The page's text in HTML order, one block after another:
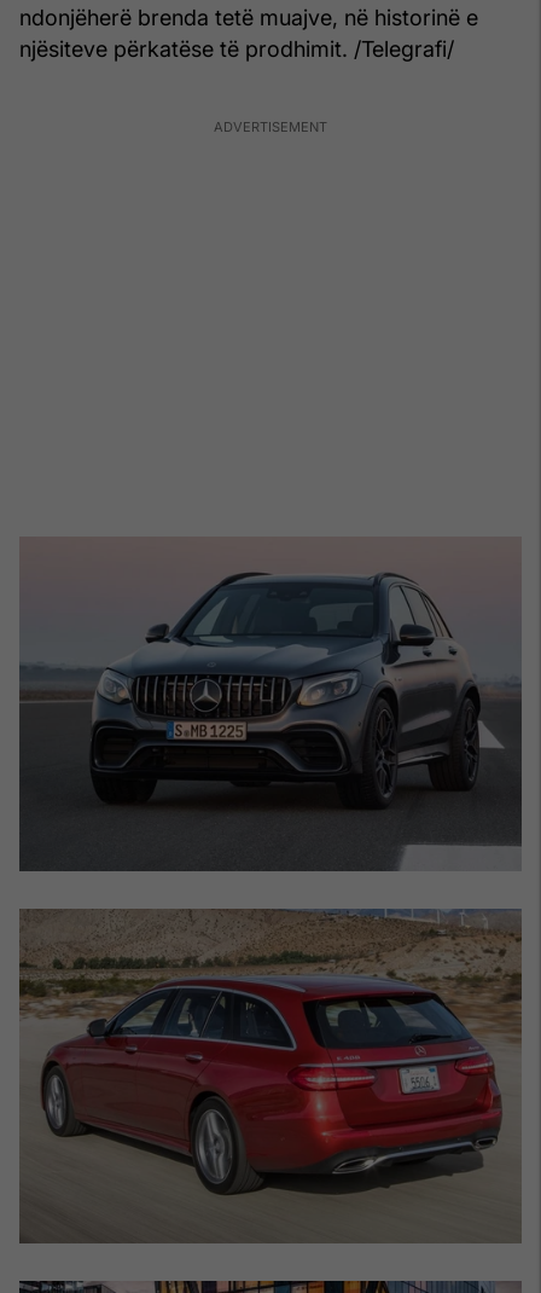
ndonjëherë brenda tetë muajve, në historinë e
njësiteve përkatëse të prodhimit. /Telegrafi/